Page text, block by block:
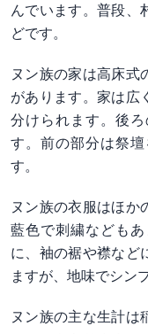
んでいます。普段、
どです。
ヌン族の家は高床式
があります。家は広
分けられます。後
す。前の部分は祭
す。
ヌン族の衣服はほか
藍色で刺繍なども
に、袖の裾や襟など
ますが、地味でシン
ヌン族の主な生計は